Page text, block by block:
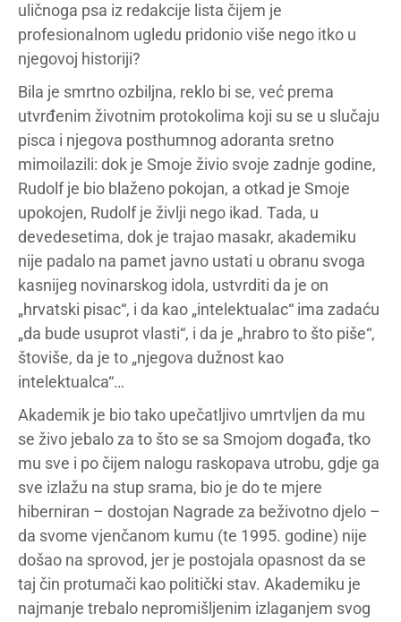
uličnoga psa iz redakcije lista čijem je
profesionalnom ugledu pridonio više nego itko u
njegovoj historiji?
Bila je smrtno ozbiljna, reklo bi se, već prema
utvrđenim životnim protokolima koji su se u slučaju
pisca i njegova posthumnog adoranta sretno
mimoilazili: dok je Smoje živio svoje zadnje godine,
Rudolf je bio blaženo pokojan, a otkad je Smoje
upokojen, Rudolf je življi nego ikad. Tada, u
devedesetima, dok je trajao masakr, akademiku
nije padalo na pamet javno ustati u obranu svoga
kasnijeg novinarskog idola, ustvrditi da je on
„hrvatski pisac“, i da kao „intelektualac“ ima zadaću
„da bude usuprot vlasti“, i da je „hrabro to što piše“,
štoviše, da je to „njegova dužnost kao
intelektualca“…
Akademik je bio tako upečatljivo umrtvljen da mu
se živo jebalo za to što se sa Smojom događa, tko
mu sve i po čijem nalogu raskopava utrobu, gdje ga
sve izlažu na stup srama, bio je do te mjere
hiberniran – dostojan Nagrade za beživotno djelo –
da svome vjenčanom kumu (te 1995. godine) nije
došao na sprovod, jer je postojala opasnost da se
taj čin protumači kao politički stav. Akademiku je
najmanje trebalo nepromišljenim izlaganjem svog